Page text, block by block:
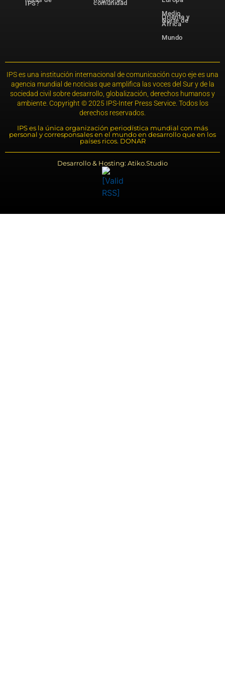
IPS? comunidad
Medio
Oriente y
Norte de
África
Mundo
IPS es una institución internacional de comunicación cuyo eje es una
agencia mundial de noticias que amplifica las voces del Sur y de la
sociedad civil sobre desarrollo, globalización, derechos humanos y
ambiente. Copyright © 2025 IPS-Inter Press Service. Todos los
derechos reservados.
IPS es la única organización periodística mundial con más
personal y corresponsales en el mundo en desarrollo que en los
países ricos. DONAR
Desarrollo & Hosting: Atiko.Studio